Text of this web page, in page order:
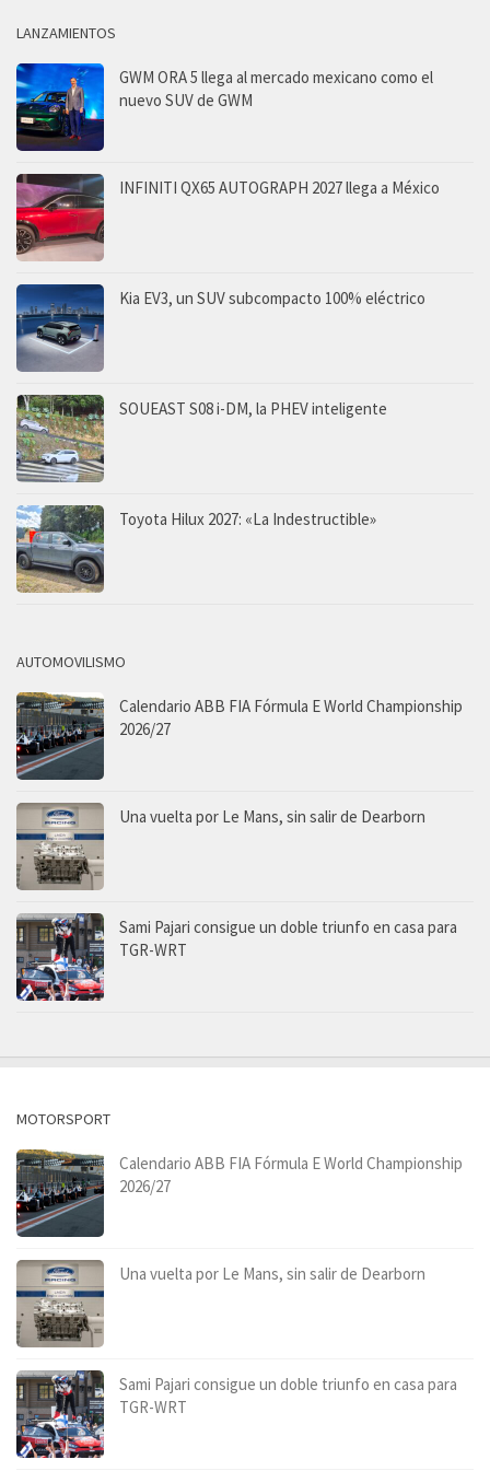
LANZAMIENTOS
GWM ORA 5 llega al mercado mexicano como el
nuevo SUV de GWM
INFINITI QX65 AUTOGRAPH 2027 llega a México
Kia EV3, un SUV subcompacto 100% eléctrico
SOUEAST S08 i-DM, la PHEV inteligente
Toyota Hilux 2027: «La Indestructible»
AUTOMOVILISMO
Calendario ABB FIA Fórmula E World Championship
2026/27
Una vuelta por Le Mans, sin salir de Dearborn
Sami Pajari consigue un doble triunfo en casa para
TGR-WRT
MOTORSPORT
Calendario ABB FIA Fórmula E World Championship
2026/27
Una vuelta por Le Mans, sin salir de Dearborn
Sami Pajari consigue un doble triunfo en casa para
TGR-WRT